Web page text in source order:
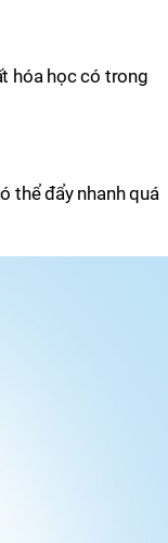
hóa học có trong
thể đẩy nhanh quá